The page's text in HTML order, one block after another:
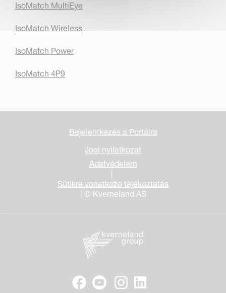
IsoMatch MultiEye
IsoMatch Wireless
IsoMatch Power
IsoMatch 4P9
Bejelentkezés a Portálra
Jogi nyilatkozat
Adatvédelem
Sütikre vonatkozó tájékoztatás
| © Kverneland AS